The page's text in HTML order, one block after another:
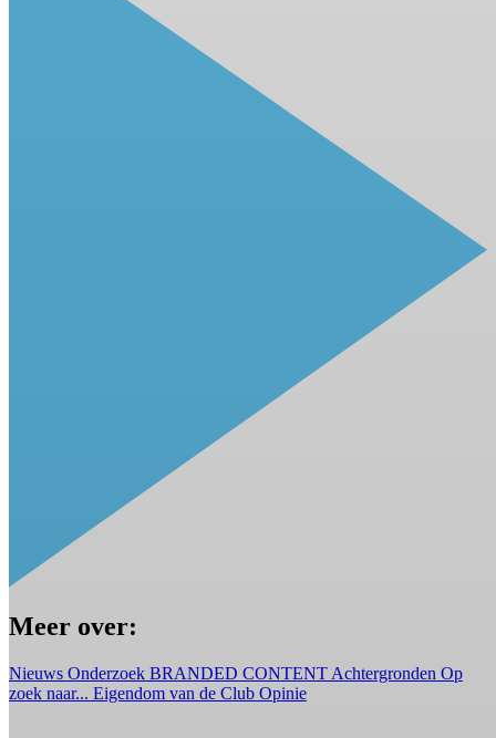
Meer over:
Nieuws Onderzoek BRANDED CONTENT Achtergronden Op
zoek naar... Eigendom van de Club Opinie